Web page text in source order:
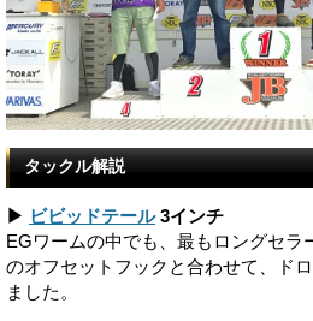
タックル解説
▶ ビビッドテール3インチ
EGワームの中でも、最もロングセラ
のオフセットフックと合わせて、ド
ました。